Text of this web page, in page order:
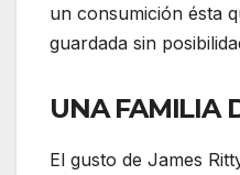
un consumición ésta
guardada sin
UNA FAMILIA
El gusto de James